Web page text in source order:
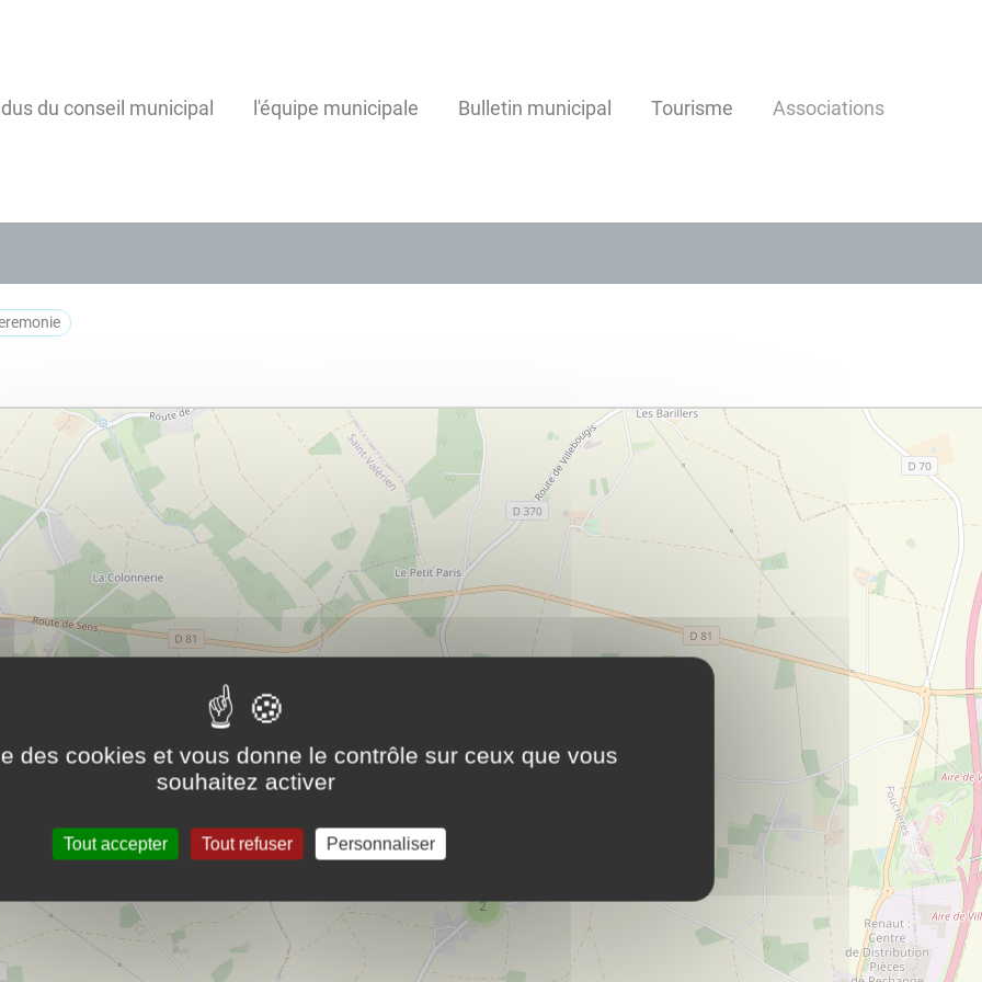
du conseil municipal l'équipe municipale Bulletin municipal Tourisme Associations
2
des cookies et vous donne le contrôle sur ceux que vous
souhaitez activer
Tout accepter Tout refuser Personnaliser